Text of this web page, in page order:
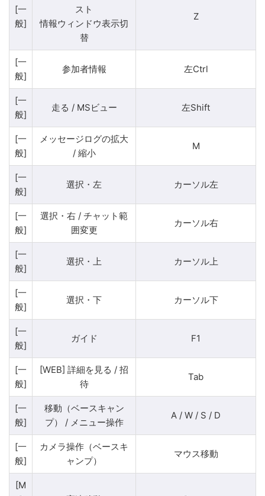
[一
般]
スト
情報ウィンドウ表示切
替
Z
[一
般]
参加者情報 左Ctrl
[一
般]
走る / MSビュー 左Shift
[一
般]
メッセージログの拡大
/ 縮小
M
[一
般]
選択・左 カーソル左
[一
般]
選択・右 / チャット範
囲変更
カーソル右
[一
般]
選択・上 カーソル上
[一
般]
選択・下 カーソル下
[一
般]
ガイド F1
[一
般]
[WEB] 詳細を見る / 招
待
Tab
[一
般]
移動（ベースキャン
プ） / メニュー操作
A / W / S / D
[一
般]
カメラ操作（ベースキ
ャンプ）
マウス移動
[M